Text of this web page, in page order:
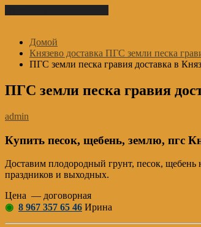
Домой
Князево доставка ПГС земли песка
ПГС земли песка гравия доставка в
ПГС земли песка гравия
admin
Купить песок, щебень, землю, пгс
Доставим плодородный грунт, песок,
праздников и выходных.
Цена — договорная
◉ 8 967 357 65 46 Ирина